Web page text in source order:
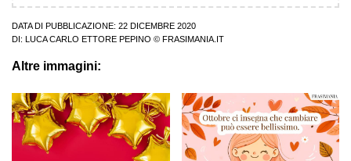
DATA DI PUBBLICAZIONE: 22 DICEMBRE 2020
DI:
LUCA CARLO ETTORE PEPINO © FRASIMANIA.IT
Altre immagini: